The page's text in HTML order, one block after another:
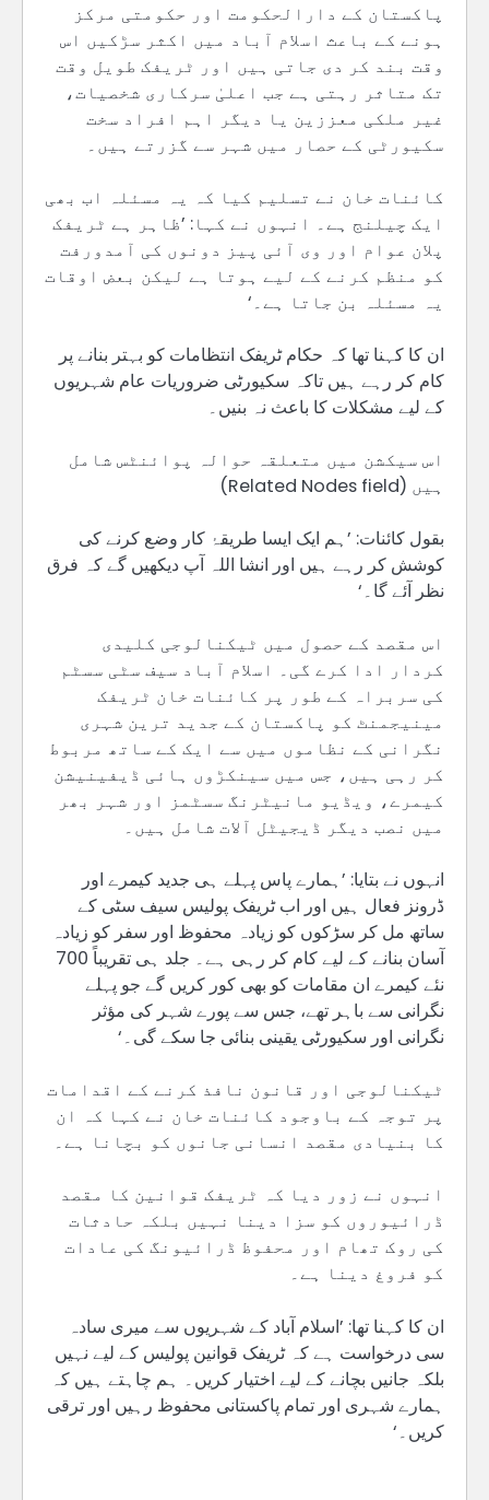
پاکستان کے دارالحکومت اور حکومتی مرکز
ہونے کے باعث اسلام آباد میں اکثر سڑکیں اس
وقت بند کر دی جاتی ہیں اور ٹریفک طویل وقت
تک متاثر رہتی ہے جب اعلیٰ سرکاری شخصیات،
غیر ملکی معززین یا دیگر اہم افراد سخت
سکیورٹی کے حصار میں شہر سے گزرتے ہیں۔
کائنات خان نے تسلیم کیا کہ یہ مسئلہ اب بھی
ایک چیلنج ہے۔ انہوں نے کہا: ’ظاہر ہے ٹریفک
پلان عوام اور وی آئی پیز دونوں کی آمدورفت
کو منظم کرنے کے لیے ہوتا ہے لیکن بعض اوقات
یہ مسئلہ بن جاتا ہے۔‘
ان کا کہنا تھا کہ حکام ٹریفک انتظامات کو بہتر بنانے پر
کام کر رہے ہیں تاکہ سکیورٹی ضروریات عام شہریوں
کے لیے مشکلات کا باعث نہ بنیں۔
اس سیکشن میں متعلقہ حوالہ پوائنٹس شامل
ہیں (Related Nodes field)
بقول کائنات: ’ہم ایک ایسا طریقۂ کار وضع کرنے کی
کوشش کر رہے ہیں اور انشا اللہ آپ دیکھیں گے کہ فرق
نظر آئے گا۔‘
اس مقصد کے حصول میں ٹیکنالوجی کلیدی
کردار ادا کرے گی۔ اسلام آباد سیف سٹی سسٹم
کی سربراہ کے طور پر کائنات خان ٹریفک
مینیجمنٹ کو پاکستان کے جدید ترین شہری
نگرانی کے نظاموں میں سے ایک کے ساتھ مربوط
کر رہی ہیں، جس میں سینکڑوں ہائی ڈیفینیشن
کیمرے، ویڈیو مانیٹرنگ سسٹمز اور شہر بھر
میں نصب دیگر ڈیجیٹل آلات شامل ہیں۔
انہوں نے بتایا: ’ہمارے پاس پہلے ہی جدید کیمرے اور
ڈرونز فعال ہیں اور اب ٹریفک پولیس سیف سٹی کے
ساتھ مل کر سڑکوں کو زیادہ محفوظ اور سفر کو زیادہ
آسان بنانے کے لیے کام کر رہی ہے۔ جلد ہی تقریباً 700
نئے کیمرے ان مقامات کو بھی کور کریں گے جو پہلے
نگرانی سے باہر تھے، جس سے پورے شہر کی مؤثر
نگرانی اور سکیورٹی یقینی بنائی جا سکے گی۔‘
ٹیکنالوجی اور قانون نافذ کرنے کے اقدامات
پر توجہ کے باوجود کائنات خان نے کہا کہ ان
کا بنیادی مقصد انسانی جانوں کو بچانا ہے۔
انہوں نے زور دیا کہ ٹریفک قوانین کا مقصد
ڈرائیوروں کو سزا دینا نہیں بلکہ حادثات
کی روک تھام اور محفوظ ڈرائیونگ کی عادات
کو فروغ دینا ہے۔
ان کا کہنا تھا: ’اسلام آباد کے شہریوں سے میری سادہ
سی درخواست ہے کہ ٹریفک قوانین پولیس کے لیے نہیں
بلکہ جانیں بچانے کے لیے اختیار کریں۔ ہم چاہتے ہیں کہ
ہمارے شہری اور تمام پاکستانی محفوظ رہیں اور ترقی
کریں۔‘